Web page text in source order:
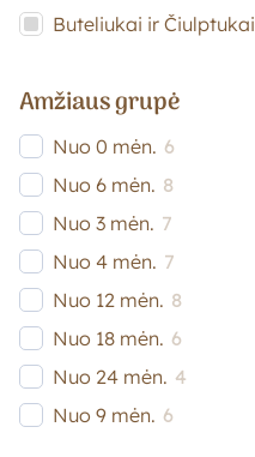
Buteliukai ir Čiulptukai
Amžiaus grupė
Nuo 0 mėn. 6
Nuo 6 mėn. 8
Nuo 3 mėn. 7
Nuo 4 mėn. 7
Nuo 12 mėn. 8
Nuo 18 mėn. 6
Nuo 24 mėn. 4
Nuo 9 mėn. 6